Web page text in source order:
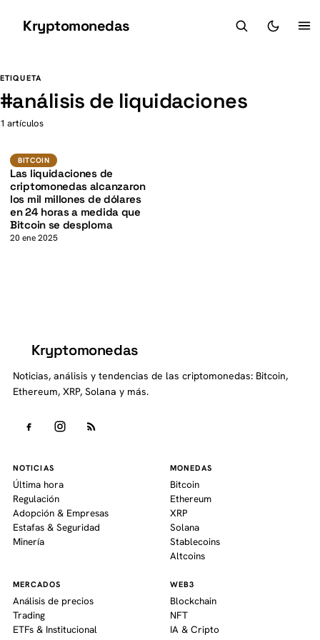
Kryptomonedas
ETIQUETA
#análisis de liquidaciones
1 artículos
BITCOINBTC
K
BITCOIN
Las liquidaciones de
criptomonedas alcanzaron
los mil millones de dólares
en 24 horas a medida que
Bitcoin se desploma
20 ene 2025
Kryptomonedas
Noticias, análisis y tendencias de las criptomonedas: Bitcoin,
Ethereum, XRP, Solana y más.
NOTICIAS
Última hora
Regulación
Adopción & Empresas
Estafas & Seguridad
Minería
MONEDAS
Bitcoin
Ethereum
XRP
Solana
Stablecoins
Altcoins
MERCADOS
Análisis de precios
Trading
ETFs & Institucional
WEB3
Blockchain
NFT
IA & Cripto